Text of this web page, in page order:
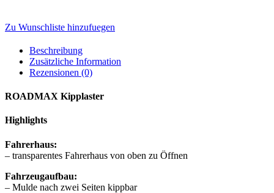
Zu Wunschliste hinzufuegen
Beschreibung
Zusätzliche Information
Rezensionen (0)
ROADMAX Kipplaster
Highlights
Fahrerhaus:
– transparentes Fahrerhaus von oben zu Öffnen
Fahrzeugaufbau:
– Mulde nach zwei Seiten kippbar